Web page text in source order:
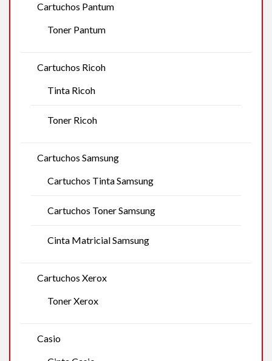
Cartuchos Pantum
Toner Pantum
Cartuchos Ricoh
Tinta Ricoh
Toner Ricoh
Cartuchos Samsung
Cartuchos Tinta Samsung
Cartuchos Toner Samsung
Cinta Matricial Samsung
Cartuchos Xerox
Toner Xerox
Casio